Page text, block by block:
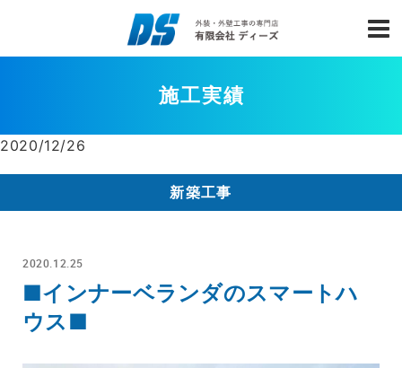
施工実績
2020/12/26
新築工事
2020.12.25
■インナーベランダのスマートハ
ウス■